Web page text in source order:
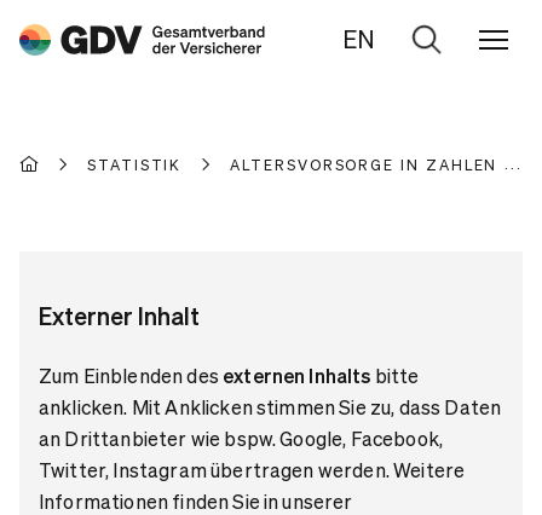
EN
Zur
STATISTIK ALTERSVORSORGE IN ZAHLEN
Externer Inhalt
Zum Einblenden des externen Inhalts bitte
anklicken. Mit Anklicken stimmen Sie zu, dass Daten
an Drittanbieter wie bspw. Google, Facebook,
Twitter, Instagram übertragen werden. Weitere
Informationen finden Sie in unserer